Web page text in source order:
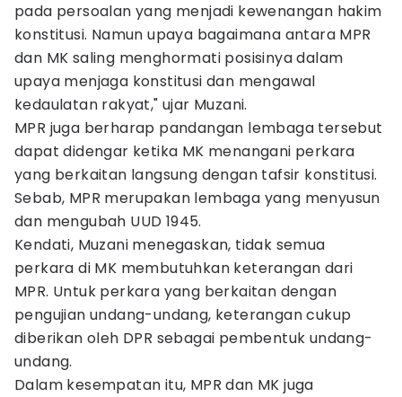
pada persoalan yang menjadi kewenangan hakim
konstitusi. Namun upaya bagaimana antara MPR
dan MK saling menghormati posisinya dalam
upaya menjaga konstitusi dan mengawal
kedaulatan rakyat," ujar Muzani.
MPR juga berharap pandangan lembaga tersebut
dapat didengar ketika MK menangani perkara
yang berkaitan langsung dengan tafsir konstitusi.
Sebab, MPR merupakan lembaga yang menyusun
dan mengubah UUD 1945.
Kendati, Muzani menegaskan, tidak semua
perkara di MK membutuhkan keterangan dari
MPR. Untuk perkara yang berkaitan dengan
pengujian undang-undang, keterangan cukup
diberikan oleh DPR sebagai pembentuk undang-
undang.
Dalam kesempatan itu, MPR dan MK juga